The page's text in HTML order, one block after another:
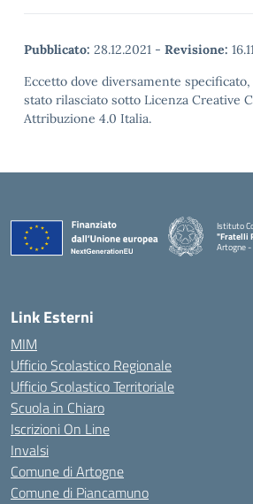
Pubblicato: 28.12.2021 - Revisione:
Eccetto dove diversamente
stato rilasciato sotto Licenza Creative
Attribuzione 4.0 Italia.
Istituto
"Fratelli
Artogne -
— Visita
Link Esterni
MIM
Ufficio Scolastico Regionale
Ufficio Scolastico Territoriale
Scuola in Chiaro
Iscrizioni On Line
Invalsi
Comune di Artogne
Comune di Piancamuno